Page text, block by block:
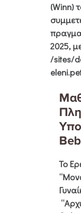
(Winn)
2025,
/sites/
Το
“